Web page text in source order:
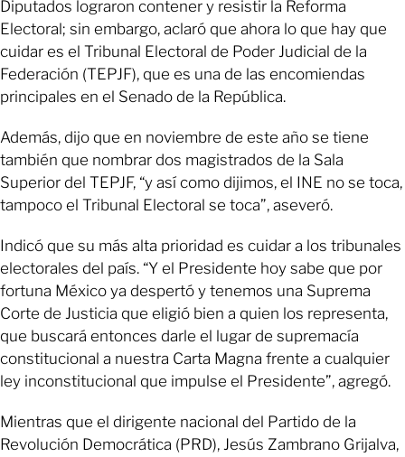
Diputados lograron contener y resistir la Reforma
Electoral; sin embargo, aclaró que ahora lo que hay que
cuidar es el Tribunal Electoral de Poder Judicial de la
Federación (TEPJF), que es una de las encomiendas
principales en el Senado de la República.
Además, dijo que en noviembre de este año se tiene
también que nombrar dos magistrados de la Sala
Superior del TEPJF, “y así como dijimos, el INE no se toca,
tampoco el Tribunal Electoral se toca”, aseveró.
Indicó que su más alta prioridad es cuidar a los tribunales
electorales del país. “Y el Presidente hoy sabe que por
fortuna México ya despertó y tenemos una Suprema
Corte de Justicia que eligió bien a quien los representa,
que buscará entonces darle el lugar de supremacía
constitucional a nuestra Carta Magna frente a cualquier
ley inconstitucional que impulse el Presidente”, agregó.
Mientras que el dirigente nacional del Partido de la
Revolución Democrática (PRD), Jesús Zambrano Grijalva,